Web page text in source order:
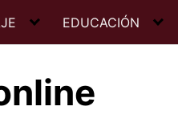
EDUCACIÓN